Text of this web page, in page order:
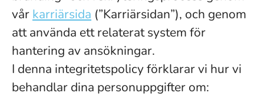
vår karriärsida (”Karriärsidan”), och genom
att använda ett relaterat system för
hantering av ansökningar.
I denna integritetspolicy förklarar vi hur vi
behandlar dina personuppgifter om: